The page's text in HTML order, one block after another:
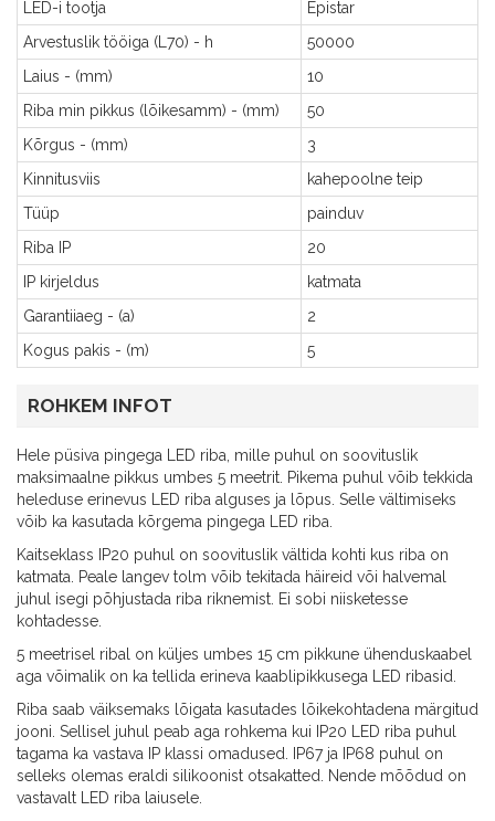
LED-i tootja
Epistar
Arvestuslik tööiga (L70) - h
50000
Laius - (mm)
10
Riba min pikkus (lõikesamm) - (mm)
50
Kõrgus - (mm)
3
Kinnitusviis
kahepoolne teip
Tüüp
painduv
Riba IP
20
IP kirjeldus
katmata
Garantiiaeg - (a)
2
Kogus pakis - (m)
5
ROHKEM INFOT
Hele püsiva pingega LED riba, mille puhul on soovituslik
maksimaalne pikkus umbes 5 meetrit. Pikema puhul võib tekkida
heleduse erinevus LED riba alguses ja lõpus. Selle vältimiseks
võib ka kasutada kõrgema pingega LED riba.
Kaitseklass IP20 puhul on soovituslik vältida kohti kus riba on
katmata. Peale langev tolm võib tekitada häireid või halvemal
juhul isegi põhjustada riba riknemist. Ei sobi niisketesse
kohtadesse.
5 meetrisel ribal on küljes umbes 15 cm pikkune ühenduskaabel
aga võimalik on ka tellida erineva kaablipikkusega LED ribasid.
Riba saab väiksemaks lõigata kasutades lõikekohtadena märgitud
jooni. Sellisel juhul peab aga rohkema kui IP20 LED riba puhul
tagama ka vastava IP klassi omadused. IP67 ja IP68 puhul on
selleks olemas eraldi silikoonist otsakatted. Nende mõõdud on
vastavalt LED riba laiusele.